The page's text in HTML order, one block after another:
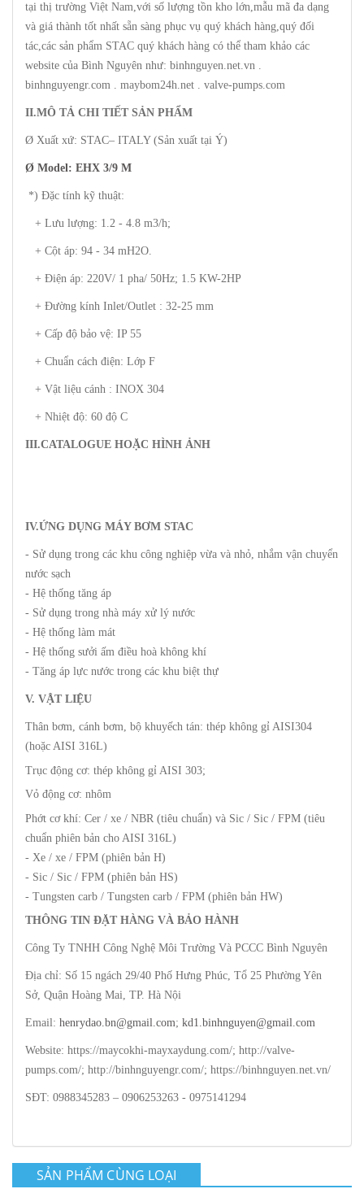
tại thị trường Việt Nam,với số lượng tồn kho lớn,mẫu mã đa dạng
và giá thành tốt nhất sẵn sàng phục vụ quý khách hàng,quý đối
tác,các sản phẩm STAC quý khách hàng có thể tham khảo các
website của Bình Nguyên như: binhnguyen.net.vn .
binhnguyengr.com . maybom24h.net . valve-pumps.com
II.MÔ TẢ CHI TIẾT SẢN PHẨM
Ø Xuất xứ: STAC– ITALY (Sản xuất tại Ý)
Ø Model: EHX 3/9 M
*) Đặc tính kỹ thuật:
+ Lưu lượng: 1.2 - 4.8 m3/h;
+ Cột áp: 94 - 34 mH2O.
+ Điện áp: 220V/ 1 pha/ 50Hz; 1.5 KW-2HP
+ Đường kính Inlet/Outlet : 32-25 mm
+ Cấp độ bảo vệ: IP 55
+ Chuẩn cách điện: Lớp F
+ Vật liệu cánh : INOX 304
+ Nhiệt độ: 60 độ C
III.CATALOGUE HOẶC HÌNH ẢNH
IV.ỨNG DỤNG MÁY BƠM STAC
- Sử dụng trong các khu công nghiệp vừa và nhỏ, nhắm vận chuyển
nước sạch
- Hệ thống tăng áp
- Sử dụng trong nhà máy xử lý nước
- Hệ thống làm mát
- Hệ thống sưởi ấm điều hoà không khí
- Tăng áp lực nước trong các khu biệt thự
V. VẬT LIỆU
Thân bơm, cánh bơm, bộ khuyếch tán: thép không gỉ AISI304
(hoặc AISI 316L)
Trục động cơ: thép không gỉ AISI 303;
Vỏ động cơ: nhôm
Phớt cơ khí: Cer / xe / NBR (tiêu chuẩn) và Sic / Sic / FPM (tiêu
chuẩn phiên bản cho AISI 316L)
- Xe / xe / FPM (phiên bản H)
- Sic / Sic / FPM (phiên bản HS)
- Tungsten carb / Tungsten carb / FPM (phiên bản HW)
THÔNG TIN ĐẶT HÀNG VÀ BẢO HÀNH
Công Ty TNHH Công Nghệ Môi Trường Và PCCC Bình Nguyên
Địa chỉ: Số 15 ngách 29/40 Phố Hưng Phúc, Tổ 25 Phường Yên
Sở, Quận Hoàng Mai, TP. Hà Nội
Email: henrydao.bn@gmail.com; kd1.binhnguyen@gmail.com
Website: https://maycokhi-mayxaydung.com/; http://valve-
pumps.com/; http://binhnguyengr.com/; https://binhnguyen.net.vn/
SĐT: 0988345283 – 0906253263 - 0975141294
SẢN PHẨM CÙNG LOẠI